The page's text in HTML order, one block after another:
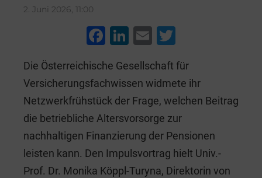
2. Juni 2026, 11:00
F
c
e
b
o
o
k
Li
k
e
dI
n
E
ai
l
tt
er
Die Österreichische Gesellschaft für
Versicherungsfachwissen widmete ihr
Netzwerkfrühstück der Frage, welchen Beitrag
die betriebliche Altersvorsorge zur
nachhaltigen Finanzierung der Pensionen
leisten kann. Den Impulsvortrag hielt Univ.-
Prof. Dr. Monika Köppl-Turyna, Direktorin von